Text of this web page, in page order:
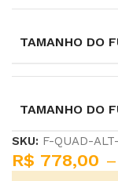
TAMANHO DO
TAMANHO DO
SKU: F-QUAD-
R$ 778,00 –